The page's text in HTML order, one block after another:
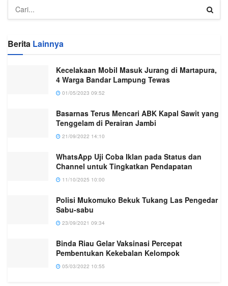
Berita Lainnya
Kecelakaan Mobil Masuk Jurang di Martapura,
4 Warga Bandar Lampung Tewas
01/05/2023 09:52
Basarnas Terus Mencari ABK Kapal Sawit yang
Tenggelam di Perairan Jambi
21/09/2022 14:10
WhatsApp Uji Coba Iklan pada Status dan
Channel untuk Tingkatkan Pendapatan
11/10/2025 10:00
Polisi Mukomuko Bekuk Tukang Las Pengedar
Sabu-sabu
23/09/2021 09:34
Binda Riau Gelar Vaksinasi Percepat
Pembentukan Kekebalan Kelompok
05/03/2022 10:55